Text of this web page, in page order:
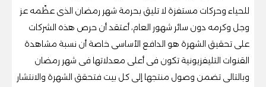
للحياء وحركات مستفزة لا تليق بحرمة شهر رمضان الذى عظّمه عز
وجل وكرمه دون سائر شهور العام، أعتقد أن حرص هذه الشركات
على تحقيق الشهرة هو الدافع الأساسى خاصة أن نسبة مشاهدة
القنوات التليفزيونية تكون فى أعلى معدلاتها فى شهر رمضان
وبالتالى تضمن وصول منتجها إلى كل بيت فتحقق الشهرة والانتشار